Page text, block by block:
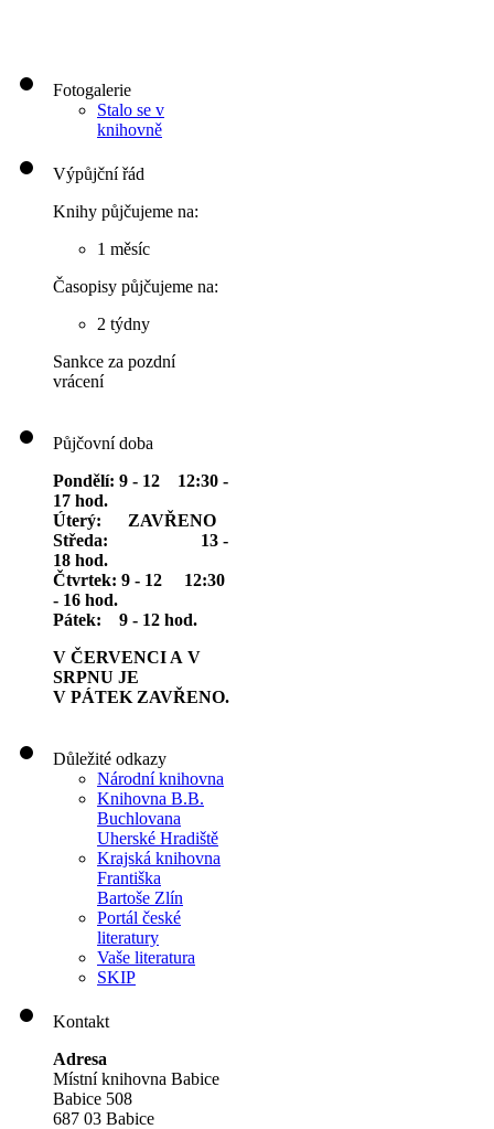
Fotogalerie
Stalo se v
knihovně
Výpůjční řád
Knihy půjčujeme na:
1 měsíc
Časopisy půjčujeme na:
2 týdny
Sankce za pozdní
vrácení
Půjčovní doba
Pondělí: 9 - 12 12:30 -
17 hod.
Úterý: ZAVŘENO
Středa: 13 -
18 hod.
Čtvrtek: 9 - 12 12:30
- 16 hod.
Pátek: 9 - 12 hod.
V ČERVENCI A V
SRPNU JE
V PÁTEK ZAVŘENO.
Důležité odkazy
Národní knihovna
Knihovna B.B.
Buchlovana
Uherské Hradiště
Krajská knihovna
Františka
Bartoše Zlín
Portál české
literatury
Vaše literatura
SKIP
Kontakt
Adresa
Místní knihovna Babice
Babice 508
687 03 Babice